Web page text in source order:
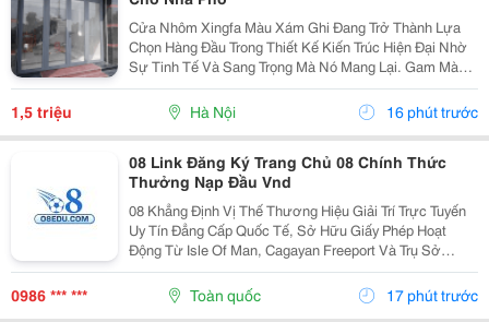
Cửa Nhôm Xingfa Màu Xám Ghi Đang Trở Thành Lựa
Chọn Hàng Đầu Trong Thiết Kế Kiến Trúc Hiện Đại Nhờ
Sự Tinh Tế Và Sang Trọng Mà Nó Mang Lại. Gam Màu
Xám Ghi Mang Nét Trung Tính, Dễ Dàng Phối Hợp Với
Nhiều Phong Cách Nội &Ndash; Ngoại Thất Khác
Nhau,...
1,5 triệu Hà Nội 16 phút trước
08 Link Đăng Ký Trang Chủ 08 Chính Thức
Thưởng Nạp Đầu Vnd
08 Khẳng Định Vị Thế Thương Hiệu Giải Trí Trực Tuyến
Uy Tín Đẳng Cấp Quốc Tế, Sở Hữu Giấy Phép Hoạt
Động Từ Isle Of Man, Cagayan Freeport Và Trụ Sở
Chính Đặt Tại Luân Đôn (Anh Quốc). Đăng Ký Tài Khoản
Ngay Hôm Nay Để Nhận Ưu Đãi Nạp Đầu Mã Bh100
0986 *** *** Toàn quốc 17 phút trước